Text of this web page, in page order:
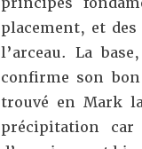
placement, et
l’arceau. La
confirme son
trouvé en Mark
précipitation